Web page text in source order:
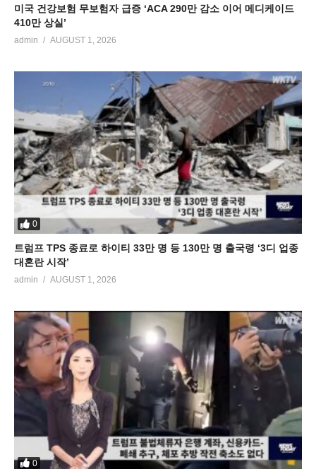
미국 건강보험 무보험자 급증 ‘ACA 290만 감소 이어 메디케이드
410만 상실’
admin AUGUST 1, 2026
0
트럼프 TPS 종료로 하이티 33만 명 등 130만 명 출국령 ‘3디 업종
대혼란 시작’
admin AUGUST 1, 2026
0